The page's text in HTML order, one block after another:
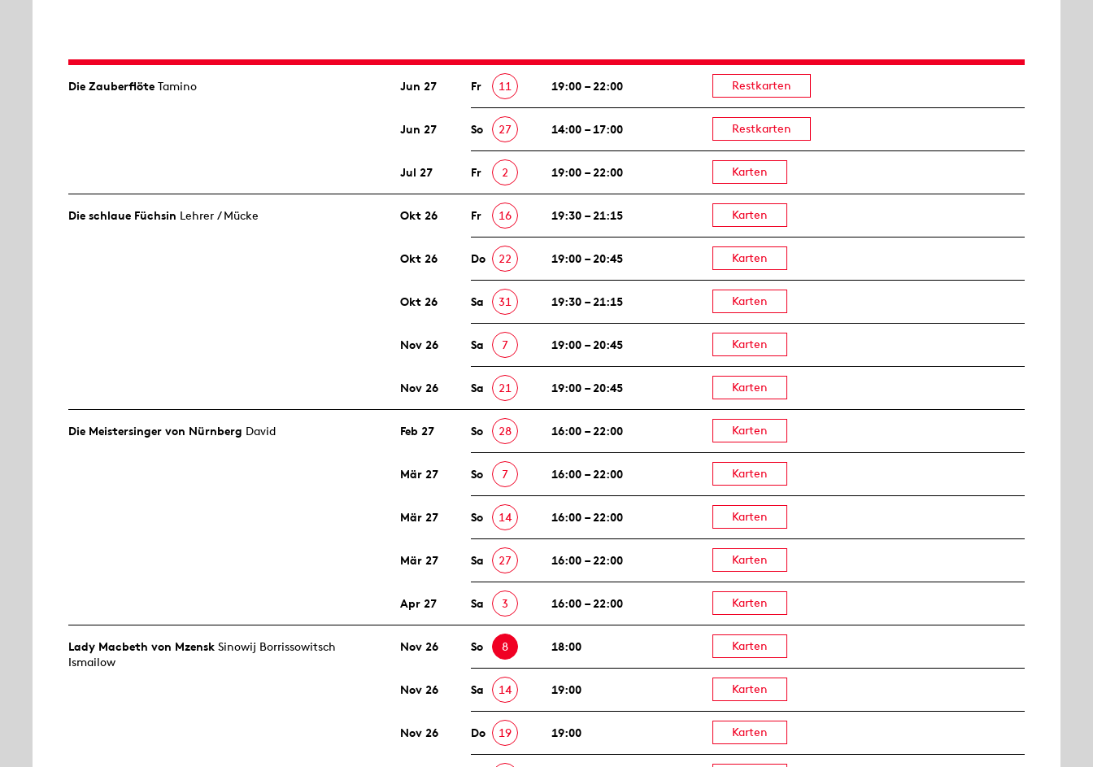
Die Zauberflöte Tamino Jun 27 Fr 11 19:00 – 22:00 Restkarten
Jun 27 So 27 14:00 – 17:00 Restkarten
Jul 27 Fr 2 19:00 – 22:00 Karten
Die schlaue Füchsin Lehrer / Mücke Okt 26 Fr 16 19:30 – 21:15 Karten
Okt 26 Do 22 19:00 – 20:45 Karten
Okt 26 Sa 31 19:30 – 21:15 Karten
Nov 26 Sa 7 19:00 – 20:45 Karten
Nov 26 Sa 21 19:00 – 20:45 Karten
Die Meistersinger von Nürnberg David Feb 27 So 28 16:00 – 22:00 Karten
Mär 27 So 7 16:00 – 22:00 Karten
Mär 27 So 14 16:00 – 22:00 Karten
Mär 27 Sa 27 16:00 – 22:00 Karten
Apr 27 Sa 3 16:00 – 22:00 Karten
Lady Macbeth von Mzensk Sinowij Borrissowitsch
Ismailow
Nov 26 So 8 18:00 Karten
Nov 26 Sa 14 19:00 Karten
Nov 26 Do 19 19:00 Karten